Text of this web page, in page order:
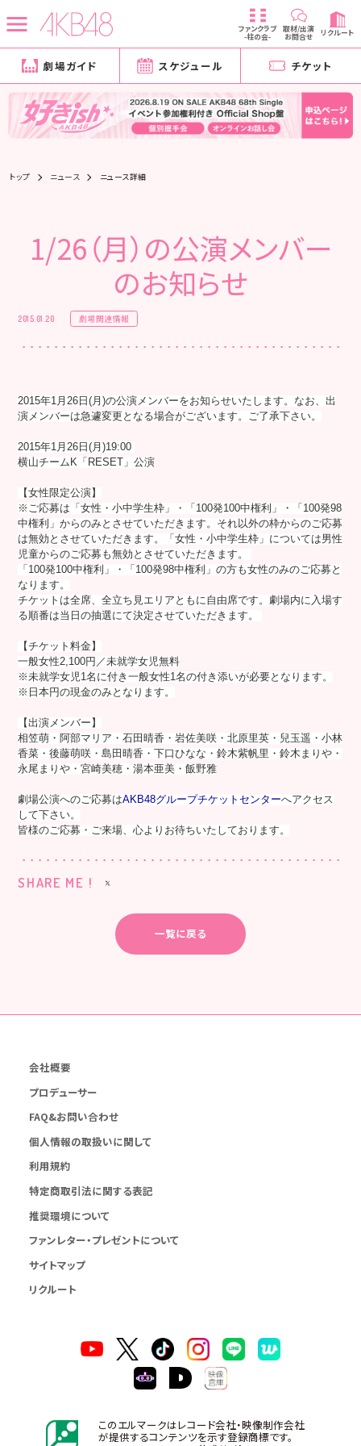
ファンクラブ
-柱の会-
取材/出演
お問合せ リクルート
劇場ガイド スケジュール チケット
トップ ニュース ニュース詳細
1/26（月）の公演メンバー
のお知らせ
2015.01.20 劇場関連情報
2015年1月26日(月)の公演メンバーをお知らせいたします。なお、出
演メンバーは急遽変更となる場合がございます。ご了承下さい。
2015年1月26日(月)19:00
横山チームK「RESET」公演
【女性限定公演】
※ご応募は「女性・小中学生枠」・「100発100中権利」・「100発98
中権利」からのみとさせていただきます。それ以外の枠からのご応募
は無効とさせていただきます。「女性・小中学生枠」については男性
児童からのご応募も無効とさせていただきます。
「100発100中権利」・「100発98中権利」の方も女性のみのご応募と
なります。
チケットは全席、全立ち見エリアともに自由席です。劇場内に入場す
る順番は当日の抽選にて決定させていただきます。
【チケット料金】
一般女性2,100円／未就学女児無料
※未就学女児1名に付き一般女性1名の付き添いが必要となります。
※日本円の現金のみとなります。
【出演メンバー】
相笠萌・阿部マリア・石田晴香・岩佐美咲・北原里英・兒玉遥・小林
香菜・後藤萌咲・島田晴香・下口ひなな・鈴木紫帆里・鈴木まりや・
永尾まりや・宮崎美穂・湯本亜美・飯野雅
劇場公演へのご応募はAKB48グループチケットセンターへアクセス
して下さい。
皆様のご応募・ご来場、心よりお待ちいたしております。
SHARE ME !
一覧に戻る
会社概要
プロデューサー
FAQ&お問い合わせ
個人情報の取扱いに関して
利用規約
特定商取引法に関する表記
推奨環境について
ファンレター・プレゼントについて
サイトマップ
リクルート
このエルマークはレコード会社・映像制作会社
が提供するコンテンツを示す登録商標です。